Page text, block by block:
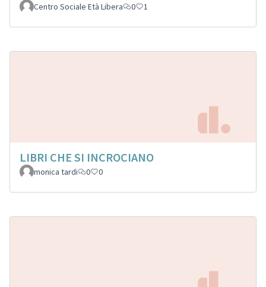
Centro Sociale Età Libera 0 1
LIBRI CHE SI INCROCIANO
monica tardi 0 0